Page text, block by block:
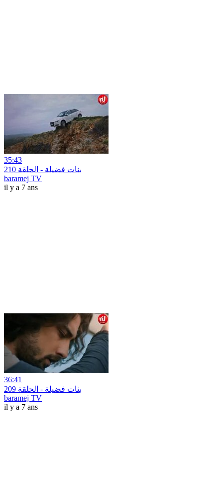
35:43
بنات فضيلة - الحلقة 210
baramej TV
il y a 7 ans
36:41
بنات فضيلة - الحلقة 209
baramej TV
il y a 7 ans